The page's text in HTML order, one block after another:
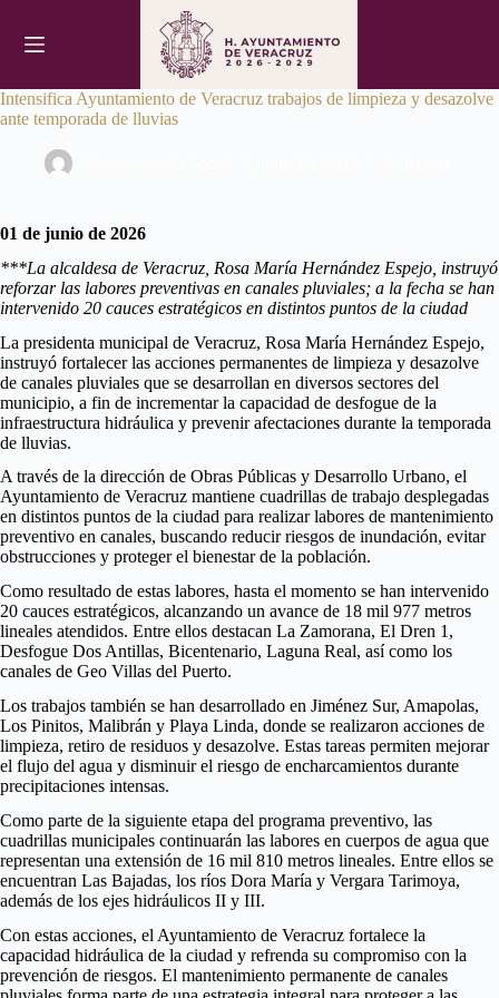
contenido
Intensifica Ayuntamiento de Veracruz trabajos de limpieza y desazolve
ante temporada de lluvias
01 de junio de 2026
***La alcaldesa de Veracruz, Rosa María Hernández Espejo, instruyó
reforzar las labores preventivas en canales pluviales; a la fecha se han
intervenido 20 cauces estratégicos en distintos puntos de la ciudad
La presidenta municipal de Veracruz, Rosa María Hernández Espejo,
instruyó fortalecer las acciones permanentes de limpieza y desazolve
de canales pluviales que se desarrollan en diversos sectores del
municipio, a fin de incrementar la capacidad de desfogue de la
infraestructura hidráulica y prevenir afectaciones durante la temporada
de lluvias.
A través de la dirección de Obras Públicas y Desarrollo Urbano, el
Ayuntamiento de Veracruz mantiene cuadrillas de trabajo desplegadas
en distintos puntos de la ciudad para realizar labores de mantenimiento
preventivo en canales, buscando reducir riesgos de inundación, evitar
obstrucciones y proteger el bienestar de la población.
Como resultado de estas labores, hasta el momento se han intervenido
20 cauces estratégicos, alcanzando un avance de 18 mil 977 metros
lineales atendidos. Entre ellos destacan La Zamorana, El Dren 1,
Desfogue Dos Antillas, Bicentenario, Laguna Real, así como los
canales de Geo Villas del Puerto.
Los trabajos también se han desarrollado en Jiménez Sur, Amapolas,
Los Pinitos, Malibrán y Playa Linda, donde se realizaron acciones de
limpieza, retiro de residuos y desazolve. Estas tareas permiten mejorar
el flujo del agua y disminuir el riesgo de encharcamientos durante
precipitaciones intensas.
Como parte de la siguiente etapa del programa preventivo, las
cuadrillas municipales continuarán las labores en cuerpos de agua que
representan una extensión de 16 mil 810 metros lineales. Entre ellos se
encuentran Las Bajadas, los ríos Dora María y Vergara Tarimoya,
además de los ejes hidráulicos II y III.
Con estas acciones, el Ayuntamiento de Veracruz fortalece la
capacidad hidráulica de la ciudad y refrenda su compromiso con la
prevención de riesgos. El mantenimiento permanente de canales